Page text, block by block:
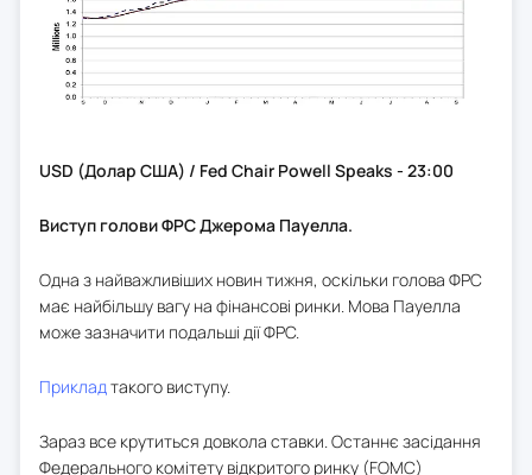
USD (Долар США) / Fed Chair Powell Speaks - 23:00
Виступ голови ФРС Джерома Пауелла.
Одна з найважливіших новин тижня, оскільки голова ФРС
має найбільшу вагу на фінансові ринки. Мова Пауелла
може зазначити подальші дії ФРС.
Прикладтакого виступу.
Зараз все крутиться довкола ставки. Останнє засідання
Федерального комітету відкритого ринку (FOMC)